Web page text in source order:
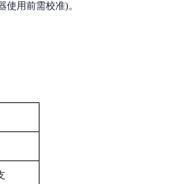
使用前需校准)。